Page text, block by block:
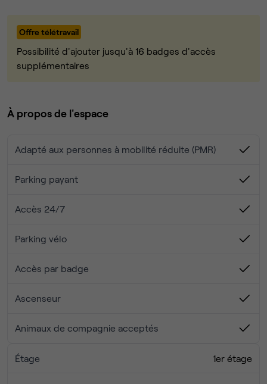
Les atouts du bâtiment :
💧 Douches
☕ Barista
☎️ 70 phoneboxes
🗣️ Auditorium 70 personnes
🌎 Accès à des espaces de coworking dans le monde
Offre télétravail
Possibilité d'ajouter jusqu'à 16 badges d'accès
supplémentaires
À propos de l'espace
Adapté aux personnes à mobilité réduite (PMR)
Parking payant
Accès 24/7
Parking vélo
Accès par badge
Ascenseur
Animaux de compagnie acceptés
Étage 1er étage